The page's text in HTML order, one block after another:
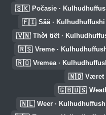
🇸🇰 Počasie ·
🇫🇮 Sää · Kulhudhuffushi
🇻🇳 Thời tiết ·
🇷🇸 Vreme ·
🇷🇴 Vremea ·
🇳🇴 Været
🇬🇧🇺🇸
🇳🇱 Weer ·